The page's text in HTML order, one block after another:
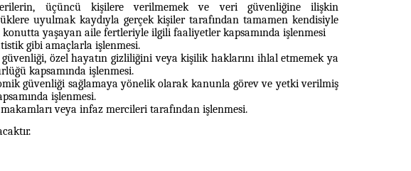
üçüncü kişilere verilmemek ve veri güvenliğine ilişkin
uyulmak kaydıyla gerçek kişiler tarafından tamamen kendisiyle
konutta yaşayan aile fertleriyle ilgili faaliyetler kapsamında işlenmesi
gibi amaçlarla işlenmesi.
güvenliği, özel hayatın gizliliğini veya kişilik haklarını ihlal etmemek ya
kapsamında işlenmesi.
güvenliği sağlamaya yönelik olarak kanunla görev ve yetki verilmiş
işlenmesi.
makamları veya infaz mercileri tarafından işlenmesi.